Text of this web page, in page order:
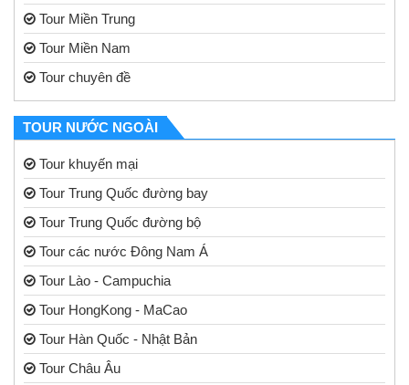
Tour Miền Trung
Tour Miền Nam
Tour chuyên đề
TOUR NƯỚC NGOÀI
Tour khuyến mại
Tour Trung Quốc đường bay
Tour Trung Quốc đường bộ
Tour các nước Đông Nam Á
Tour Lào - Campuchia
Tour HongKong - MaCao
Tour Hàn Quốc - Nhật Bản
Tour Châu Âu